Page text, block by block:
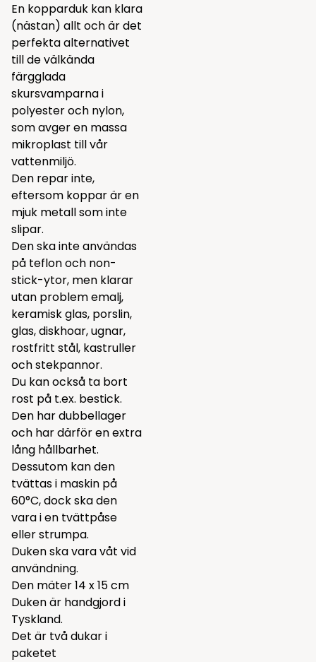
En kopparduk kan klara
(nästan) allt och är det
perfekta alternativet
till de välkända
färgglada
skursvamparna i
polyester och nylon,
som avger en massa
mikroplast till vår
vattenmiljö.
Den repar inte,
eftersom koppar är en
mjuk metall som inte
slipar.
Den ska inte användas
på teflon och non-
stick-ytor, men klarar
utan problem emalj,
keramisk glas, porslin,
glas, diskhoar, ugnar,
rostfritt stål, kastruller
och stekpannor.
Du kan också ta bort
rost på t.ex. bestick.
Den har dubbellager
och har därför en extra
lång hållbarhet.
Dessutom kan den
tvättas i maskin på
60°C, dock ska den
vara i en tvättpåse
eller strumpa.
Duken ska vara våt vid
användning.
Den mäter 14 x 15 cm
Duken är handgjord i
Tyskland.
Det är två dukar i
paketet